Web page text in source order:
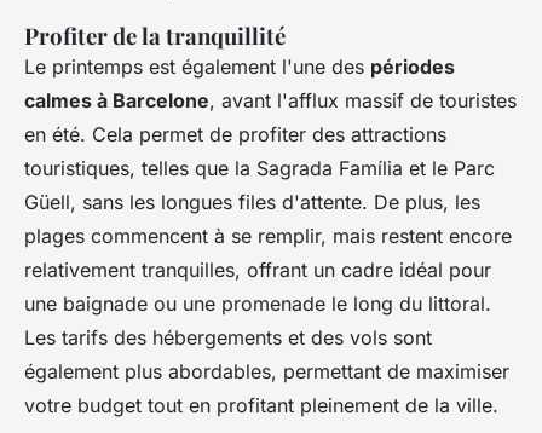
Profiter de la tranquillité
Le printemps est également l'une des périodes
calmes à Barcelone, avant l'afflux massif de touristes
en été. Cela permet de profiter des attractions
touristiques, telles que la Sagrada Família et le Parc
Güell, sans les longues files d'attente. De plus, les
plages commencent à se remplir, mais restent encore
relativement tranquilles, offrant un cadre idéal pour
une baignade ou une promenade le long du littoral.
Les tarifs des hébergements et des vols sont
également plus abordables, permettant de maximiser
votre budget tout en profitant pleinement de la ville.